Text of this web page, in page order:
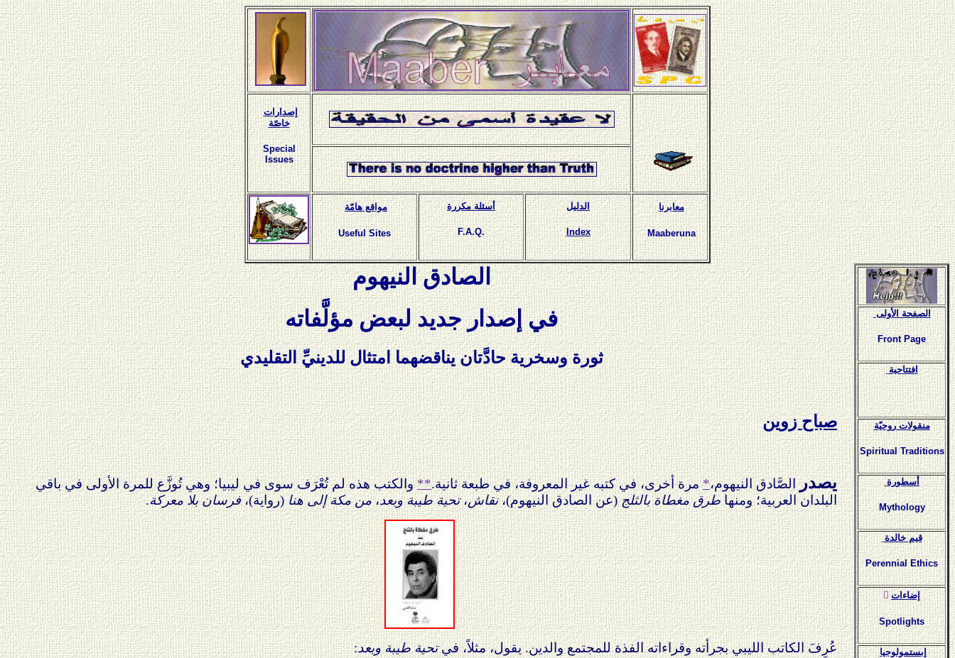
إصدارات
خاصّة
Special
Issues
مواقع هامّة
Useful Sites
أسئلة مكررة
F.A.Q.
الدليل
Index
معابرنا
Maaberuna
الصادق النيهوم
في إصدار جديد لبعض مؤلَّفاته
ثورة وسخرية حادَّتان يناقضهما امتثال للدينيِّ التقليدي
صباح زوين
يصدرالصَّادق النيهوم،*مرة أخرى، في كتبه غير المعروفة، في طبعة ثانية.**والكتب هذه لم تُعْرَف سوى في ليبيا؛ وهي تُوزَّع للمرة الأولى في باقي
البلدان العربية؛ ومنهاطرق مغطاة بالثلج(عن الصادق النيهوم)،نقاش،تحية طيبة وبعد،من مكة إلى هنا(رواية)،فرسان بلا معركة.
عُرِفَ الكاتب الليبي بجرأته وقراءاته الفذة للمجتمع والدين. يقول، مثلاً، فيتحية طيبة وبعد:
الصفحة الأولى
Front Page
افتتاحية
منقولات روحيّة
Spiritual Traditions
أسطورة
Mythology
قيم خالدة
Perennial Ethics
ٍإضاءات
Spotlights
إبستمولوجيا